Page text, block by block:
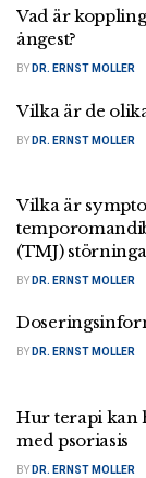
Vad är
ångest?
BY DR. ERNST MOLLER
Vilka är de
BY DR. ERNST MOLLER
Vilka är
(TMJ)
BY DR. ERNST MOLLER
BY DR. ERNST MOLLER
Hur terapi kan
med psoriasis
BY DR. ERNST MOLLER